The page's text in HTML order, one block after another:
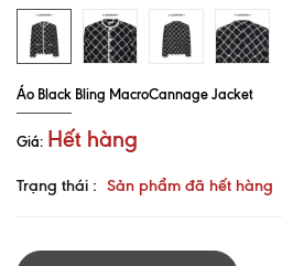
Áo Black Bling MacroCannage Jacket
Giá: Hết hàng
Trạng thái : Sản phẩm đã hết hàng